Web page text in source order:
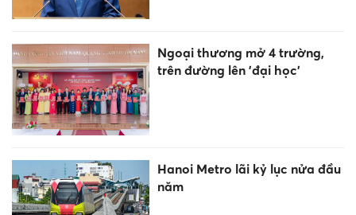
Ngoại thương mở 4 trường,
trên đường lên 'đại học'
Hanoi Metro lãi kỷ lục nửa đầu
năm